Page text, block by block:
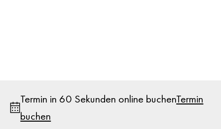
Termin in 60 Sekunden online buchenTermin
buchen